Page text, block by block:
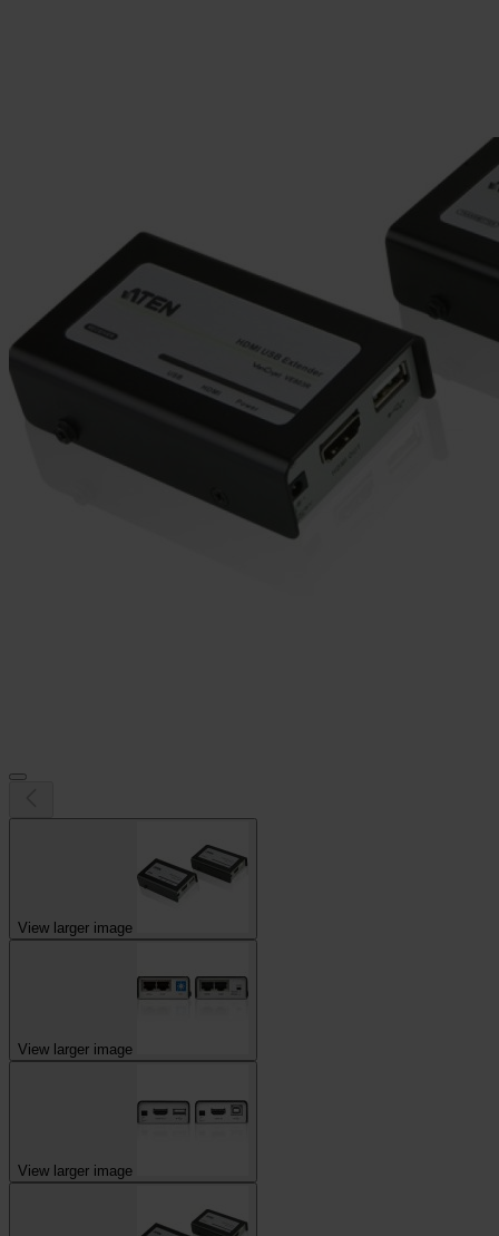
View larger image
View larger image
View larger image